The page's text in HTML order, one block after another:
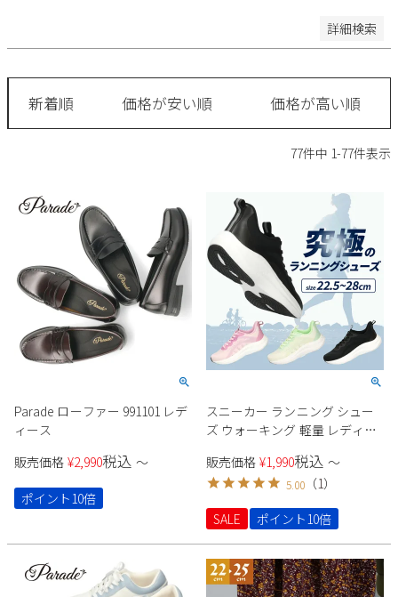
レインシューズ
ローファー
カジュアルシューズ
ワークシューズ
ブーツ
ウェア
Parade
SKECHERS
moz
new balance
すべての商品
サンダル
スニーカー
ビジネス・ドレスシューズ
ローファー
カジュアルシューズ
ブーツ
ウェア
SKECHERS
レインシューズ
スニーカー
スクール
フォーマル
Parade
SKECHERS
asics
すべての商品
レディース新入荷
メンズ新入荷
キッズ新入荷
すべての商品
レディースSALE
メンズSALE
バッグ
すべての商品
リュック
ボディバッグ
ビジネスバッグ
ショルダーバッグ
雑貨
ケア用品
雑貨
詳細検索
ご利用ガイド
お問い合わせ
詳細検索
新着順 価格が安い順 価格が高い順
77件中 1-77件表示
Parade ローファー 991101 レデ
ィース
販売価格 ¥2,990税込 〜
ポイント10倍
スニーカー ランニング シュー
ズ ウォーキング 軽量 レディー
ットネス ジム ローカット ポッ
プコーンソール 991703 Parade
販売価格 ¥1,990税込 〜
5.00 （1）
SALE
ポイント10倍